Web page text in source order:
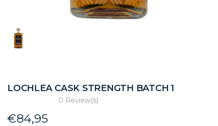
LOCHLEA CASK STRENGTH BATCH 1
0 Review(s)
€84,95